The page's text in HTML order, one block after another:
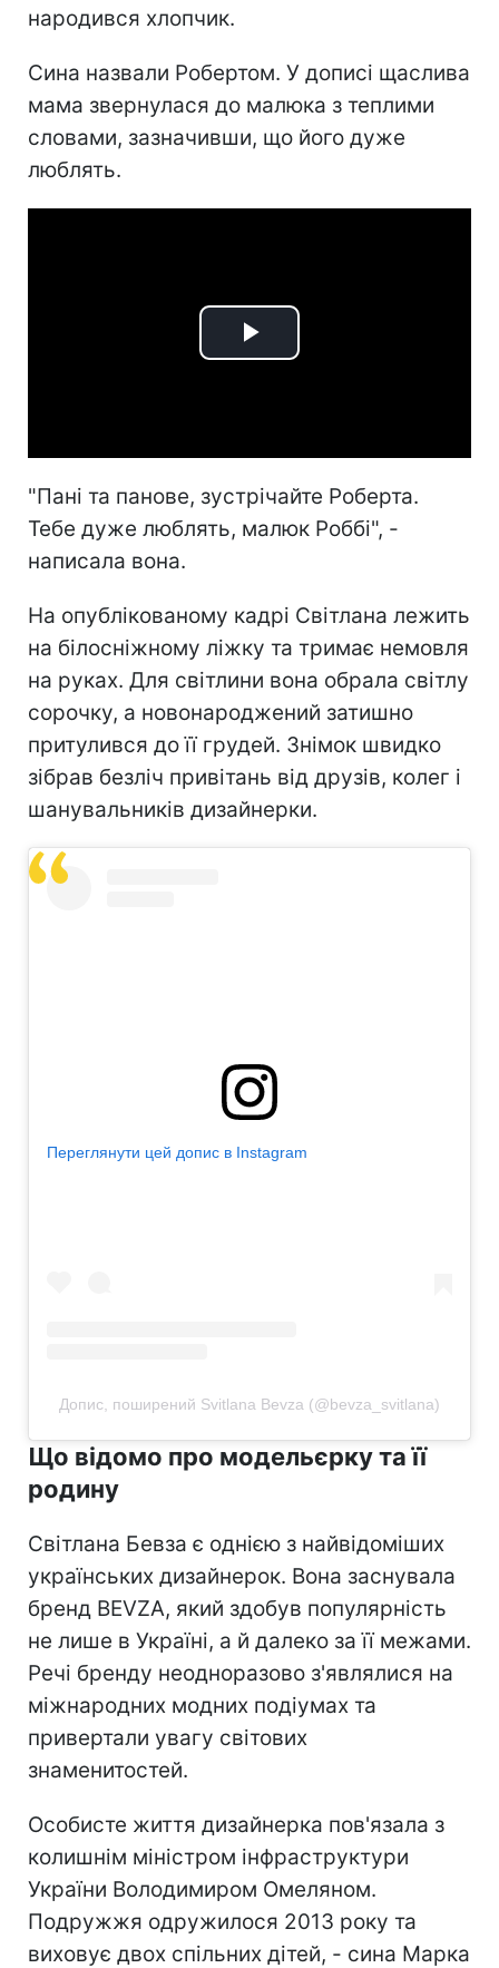
народився хлопчик.
Сина назвали Робертом. У дописі щаслива
мама звернулася до малюка з теплими
словами, зазначивши, що його дуже
люблять.
Play
"Пані та панове, зустрічайте Роберта.
Тебе дуже люблять, малюк Роббі", -
написала вона.
На опублікованому кадрі Світлана лежить
на білосніжному ліжку та тримає немовля
на руках. Для світлини вона обрала світлу
сорочку, а новонароджений затишно
притулився до її грудей. Знімок швидко
зібрав безліч привітань від друзів, колег і
шанувальників дизайнерки.
Переглянути цей допис в Instagram
Допис, поширений Svitlana Bevza (@bevza_svitlana)
Що відомо про модельєрку та її
родину
Світлана Бевза є однією з найвідоміших
українських дизайнерок. Вона заснувала
бренд BEVZA, який здобув популярність
не лише в Україні, а й далеко за її межами.
Речі бренду неодноразово з'являлися на
міжнародних модних подіумах та
привертали увагу світових
знаменитостей.
Особисте життя дизайнерка пов'язала з
колишнім міністром інфраструктури
України Володимиром Омеляном.
Подружжя одружилося 2013 року та
виховує двох спільних дітей, - сина Марка